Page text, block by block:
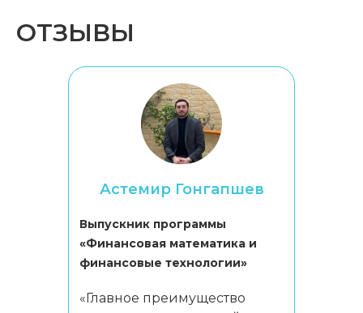
ОТЗЫВЫ
Астемир Гонгапшев
Выпускник программы
«Финансовая математика и
финансовые технологии»
«Главное преимущество